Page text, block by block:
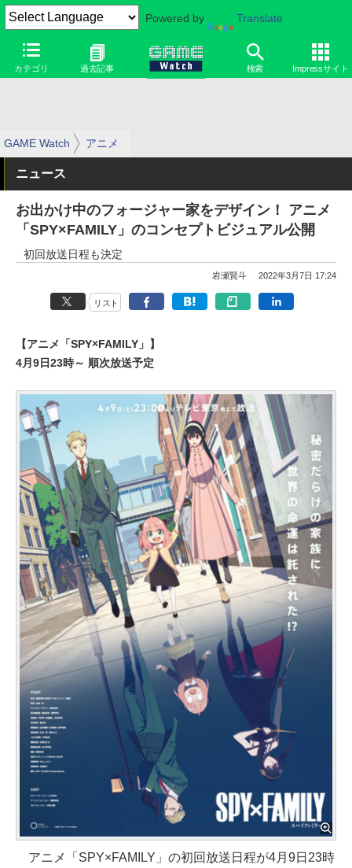
Powered by Translate
カテゴリ 過去記事 検索 Impressサイト
GAME Watch アニメ
ニュース
お出かけ中のフォージャー家をデザイン！ アニメ
「SPY×FAMILY」のコンセプトビジュアル公開
初回放送日程も決定
岩瀬賢斗 2022年3月7日 17:24
リスト
【アニメ「SPY×FAMILY」】
4月9日23時～ 順次放送予定
アニメ「SPY×FAMILY」の初回放送日程が4月9日23時